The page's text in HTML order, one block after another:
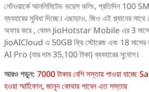
নেটওয়ার্কে আনলিমিটেড ভয়েস কলিং, প্রতিদিন 100
ব্যবহারের সুবিধা দিচ্ছে। এছাড়াও, জিও এই প্ল্যানের
অফার করে , যেমন JioHotstar Mobile এর 3 মাসের
JioAICloud এ 50GB ফ্রি স্টোরেজ এবং 18
AI Pro (যার দাম 35,100 টাকা) ব্যবহারের সুযোগ।
আরও পড়ুন: 7000 টাকার বেশি সস্তায় পাওয়া
হওয়া স্মার্টফোন, জানুন কোথায় পাবেন এত সস্তায়